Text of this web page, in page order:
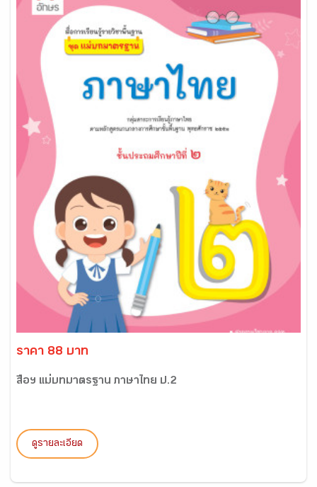
ราคา 88 บาท
สื่อฯ แม่บทมาตรฐาน ภาษาไทย ป.2
ดูรายละเอียด